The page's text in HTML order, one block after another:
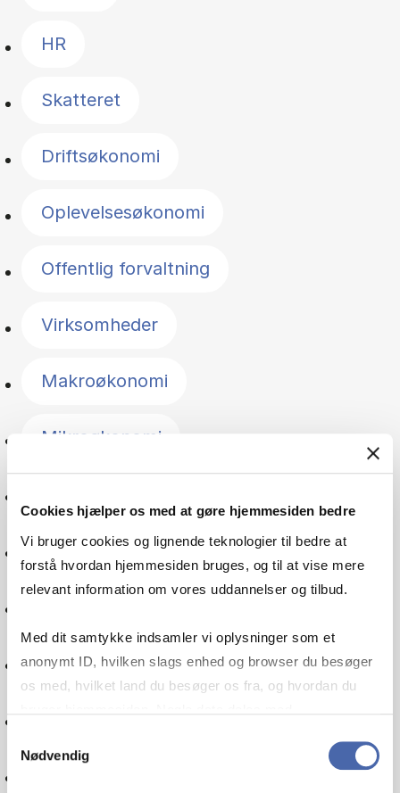
Cookies hjælper os med at gøre hjemmesiden bedre
Vi bruger cookies og lignende teknologier til bedre at
forstå hvordan hjemmesiden bruges, og til at vise mere
relevant information om vores uddannelser og tilbud.
Med dit samtykke indsamler vi oplysninger som et
anonymt ID, hvilken slags enhed og browser du besøger
os med, hvilket land du besøger os fra, og hvordan du
markedsføring. Du bestemmer selv - og kan altid trække
Nødvendig
HR
Skatteret
Driftsøkonomi
Oplevelsesøkonomi
Offentlig forvaltning
Virksomheder
Makroøkonomi
Mikroøkonomi
Sprog
Digitalisering